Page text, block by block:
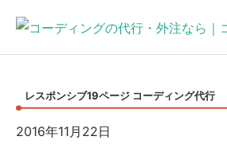
レスポンシブ19ページ コーディング代行
2016年11月22日